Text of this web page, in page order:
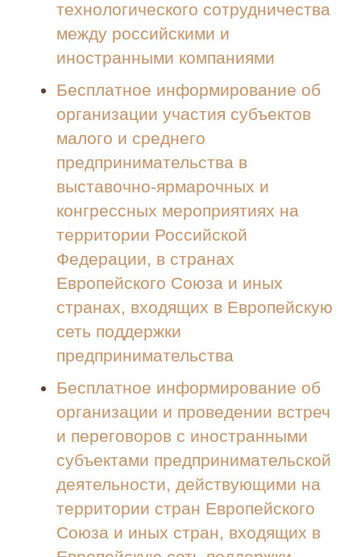
технологического сотрудничества
между российскими и
иностранными компаниями
Бесплатное информирование об
организации участия субъектов
малого и среднего
предпринимательства в
выставочно-ярмарочных и
конгрессных мероприятиях на
территории Российской
Федерации, в странах
Европейского Союза и иных
странах, входящих в Европейскую
сеть поддержки
предпринимательства
Бесплатное информирование об
организации и проведении встреч
и переговоров с иностранными
субъектами предпринимательской
деятельности, действующими на
территории стран Европейского
Союза и иных стран, входящих в